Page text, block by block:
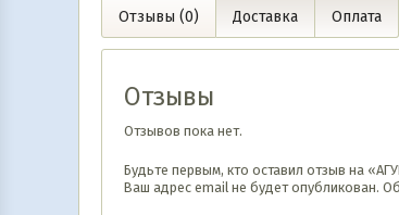
Отзывы (0) Доставка Оплата
Отзывы
Отзывов пока нет.
Будьте первым, кто оставил отзыв на
Ваш адрес email не будет опубликован.